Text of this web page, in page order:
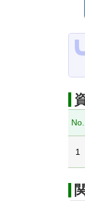
No.
1